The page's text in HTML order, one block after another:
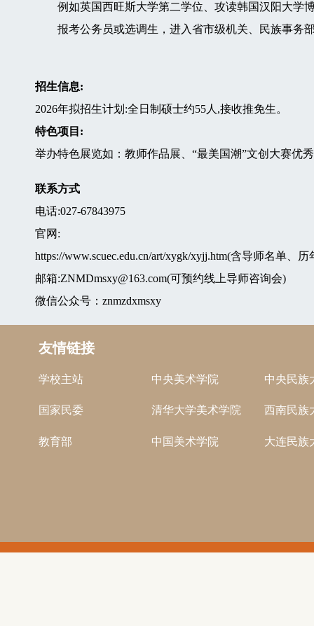
例如英国西旺斯大学第二学位、攻读韩国汉阳大学
报考公务员或选调生，进入省市级机关、民族事务部
招生信息:
2026年拟招生计划:全日制硕士约55人,接收推免生。
特色项目:
举办特色展览如：教师作品展、“最美国潮”文创大赛优
联系方式
电话:027-67843975
官网:
https://www.scuec.edu.cn/art/xygk/xyjj.htm(含导师名单、
邮箱:ZNMDmsxy@163.com(可预约线上导师咨询会)
微信公众号：znmzdxmsxy
友情链接
学校主站 中央美术学院 中央民族
国家民委 清华大学美术学院 西南民族
教育部 中国美术学院 大连民族